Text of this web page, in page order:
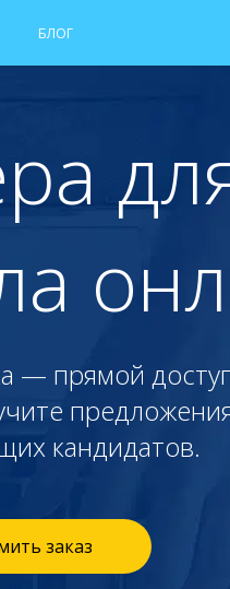
БЛОГ
— прямой
кандидатов.
заказ